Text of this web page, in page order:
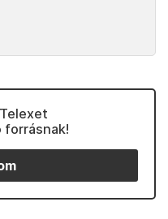
forrásnak!